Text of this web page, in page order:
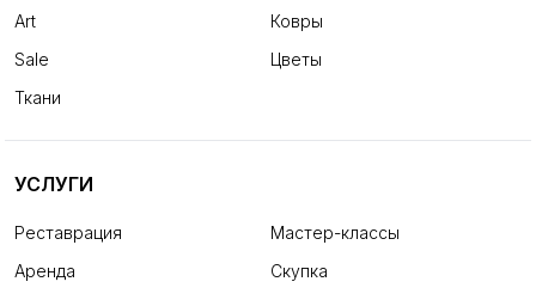
Art
Ковры
Sale
Цветы
Ткани
УСЛУГИ
Реставрация
Мастер-классы
Аренда
Скупка